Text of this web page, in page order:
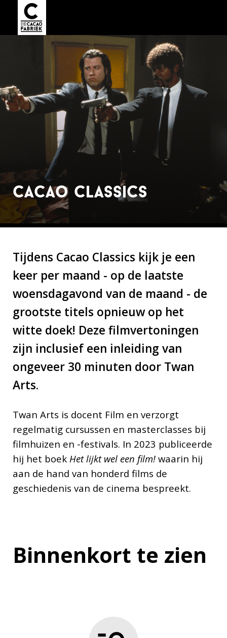
cacao classics
Tijdens Cacao Classics kijk je een
keer per maand - op de laatste
woensdagavond van de maand - de
grootste titels opnieuw op het
witte doek! Deze filmvertoningen
zijn inclusief een inleiding van
ongeveer 30 minuten door Twan
Arts.
Twan Arts is docent Film en verzorgt
regelmatig cursussen en masterclasses bij
filmhuizen en -festivals. In 2023 publiceerde
hij het boek Het lijkt wel een film! waarin hij
aan de hand van honderd films de
geschiedenis van de cinema bespreekt.
Binnenkort te zien